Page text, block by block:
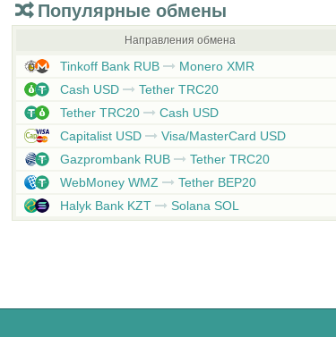
Популярные обмены
Направления обмена
Tinkoff Bank RUB
Monero XMR
Cash USD
Tether TRC20
Tether TRC20
Cash USD
Capitalist USD
Visa/MasterCard USD
Gazprombank RUB
Tether TRC20
WebMoney WMZ
Tether BEP20
Halyk Bank KZT
Solana SOL